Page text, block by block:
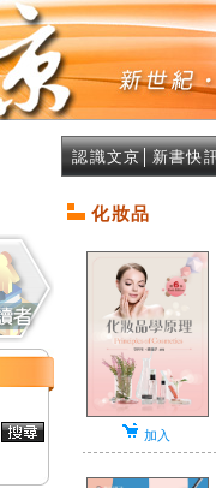
認識文京 新書快
化妝品
加入